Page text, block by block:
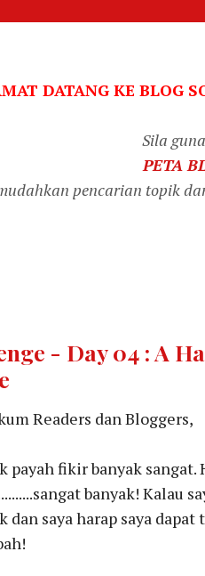
DATANG KE BLOG
Sila
PETA
pencarian topik
- Day 04 : A
Readers dan Bloggers,
fikir banyak sangat.
banyak! Kalau
dan saya harap saya